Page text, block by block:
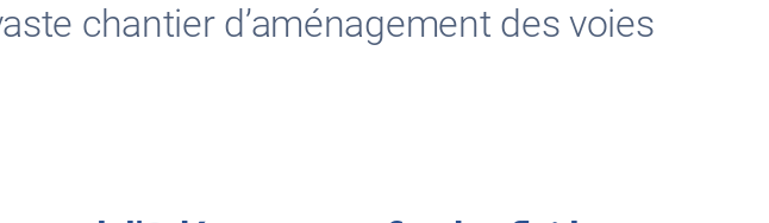
chantier d’aménagement des voies